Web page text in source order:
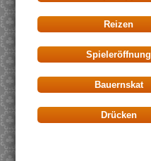
Reizen
Spieleröffnung
Bauernskat
Drücken